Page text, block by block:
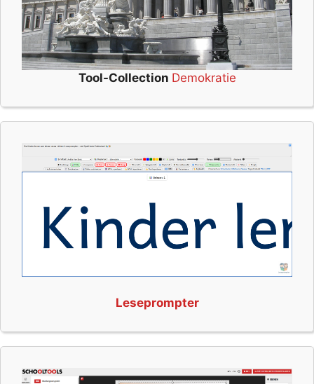
Tool-Collection Demokratie
Leseprompter